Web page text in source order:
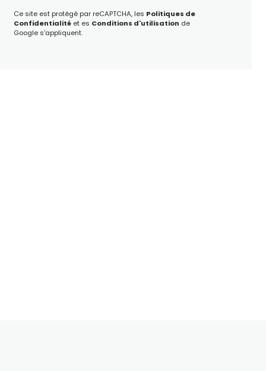
Ce site est protégé par reCAPTCHA, les Politiques de
Confidentialitéet es Conditions d'utilisation de
Google s'appliquent.